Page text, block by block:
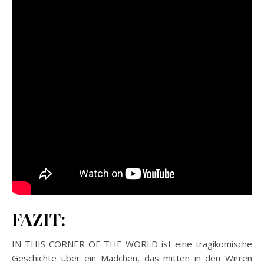
FAZIT:
IN THIS CORNER OF THE WORLD ist eine tragikomische
Geschichte über ein Mädchen, das mitten in den Wirren